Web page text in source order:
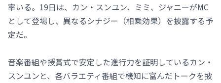
率いる。19日は、カン・スンユン、ミミ、ジャニーがMC
として登場し、異なるシナジー（相乗効果）を披露する予
定だ。
音楽番組や授賞式で安定した進行力を証明しているカン・
スンユンと、各バラエティ番組で機知に富んだトークを披